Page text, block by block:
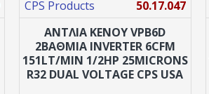
CPS Products
50.17.047
ΑΝΤΛΙΑ ΚΕΝΟΥ VPB6D
2ΒΑΘΜΙΑ INVERTER 6CFM
151LT/MIN 1/2HP 25MICRONS
R32 DUAL VOLTAGE CPS USA